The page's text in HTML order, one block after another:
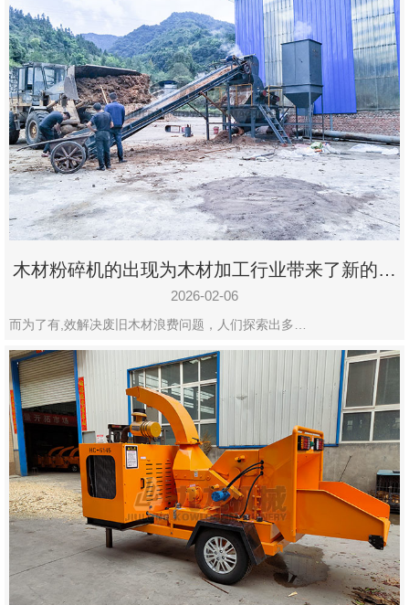
木材粉碎机的出现为木材加工行业带来了新的变
化
2026-02-06
而为了有,效解决废旧木材浪费问题，人们探索出多…